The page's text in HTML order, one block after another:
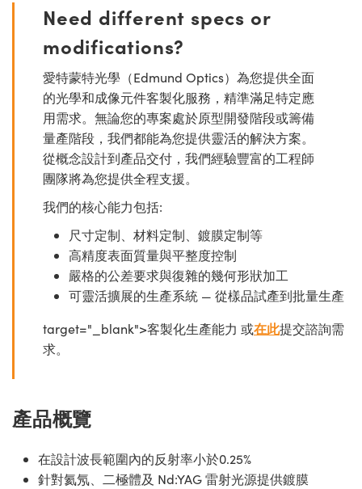
Need different specs or
modifications?
愛特蒙特光學（Edmund Optics）為您提供全面
的光學和成像元件客製化服務，精準滿足特定應
用需求。無論您的專案處於原型開發階段或籌備
量產階段，我們都能為您提供靈活的解決方案。
從概念設計到產品交付，我們經驗豐富的工程師
團隊將為您提供全程支援。
我們的核心能力包括:
尺寸定制、材料定制、鍍膜定制等
高精度表面質量與平整度控制
嚴格的公差要求與復雜的幾何形狀加工
可靈活擴展的生產系統 — 從樣品試產到批量生產
target="_blank">客製化生產能力 或在此提交諮詢需
求。
產品概覽
在設計波長範圍內的反射率小於0.25%
針對氦氖、二極體及 Nd:YAG 雷射光源提供鍍膜